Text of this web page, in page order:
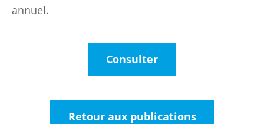
annuel.
Consulter
Retour aux publications